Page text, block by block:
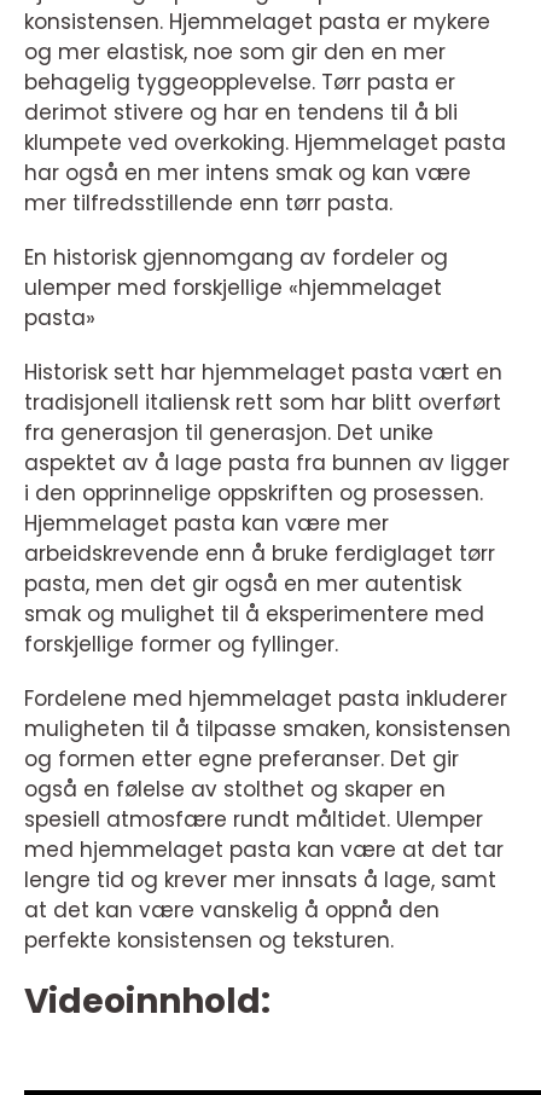
konsistensen. Hjemmelaget pasta er mykere
og mer elastisk, noe som gir den en mer
behagelig tyggeopplevelse. Tørr pasta er
derimot stivere og har en tendens til å bli
klumpete ved overkoking. Hjemmelaget pasta
har også en mer intens smak og kan være
mer tilfredsstillende enn tørr pasta.
En historisk gjennomgang av fordeler og
ulemper med forskjellige «hjemmelaget
pasta»
Historisk sett har hjemmelaget pasta vært en
tradisjonell italiensk rett som har blitt overført
fra generasjon til generasjon. Det unike
aspektet av å lage pasta fra bunnen av ligger
i den opprinnelige oppskriften og prosessen.
Hjemmelaget pasta kan være mer
arbeidskrevende enn å bruke ferdiglaget tørr
pasta, men det gir også en mer autentisk
smak og mulighet til å eksperimentere med
forskjellige former og fyllinger.
Fordelene med hjemmelaget pasta inkluderer
muligheten til å tilpasse smaken, konsistensen
og formen etter egne preferanser. Det gir
også en følelse av stolthet og skaper en
spesiell atmosfære rundt måltidet. Ulemper
med hjemmelaget pasta kan være at det tar
lengre tid og krever mer innsats å lage, samt
at det kan være vanskelig å oppnå den
perfekte konsistensen og teksturen.
Videoinnhold: